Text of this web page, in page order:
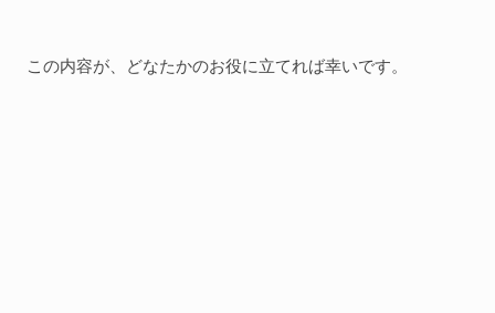
この内容が、どなたかのお役に立てれば幸いです。